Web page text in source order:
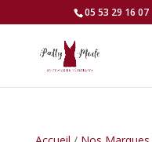
05 53 29 16 07